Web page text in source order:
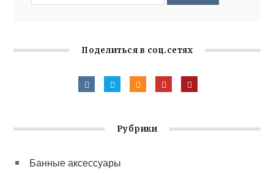
Поделиться в соц.сетях
Рубрики
Банные аксессуары